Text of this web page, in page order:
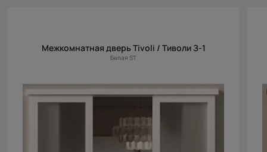
Cначала
скидки
Межкомнатная дверь Tivoli / Тиволи З-1
Белая ST